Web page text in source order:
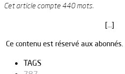
Cet article compte 440 mots.
[…]
Ce contenu est réservé aux abonnés.
TAGS